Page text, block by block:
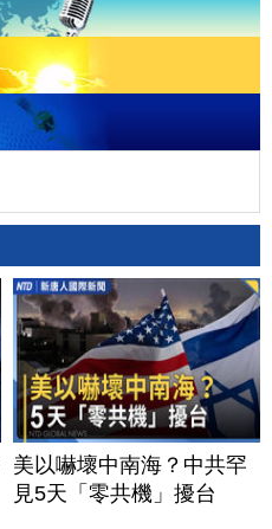
美以嚇壞中南海？中共罕
見5天「零共機」擾台